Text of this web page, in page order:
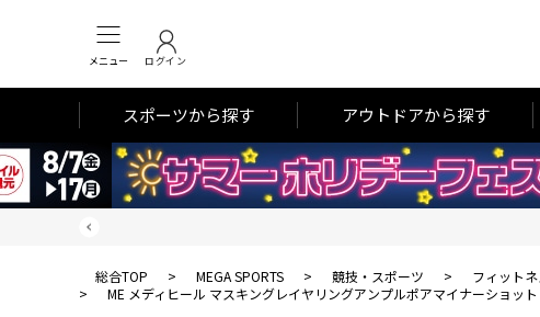
メニュー ログイン
スポーツから探す アウトドアから探す
総合TOP > MEGA SPORTS > 競技・スポーツ > フィット
>
ME メディヒール マスキングレイヤリングアンプルポアマイナーショッ